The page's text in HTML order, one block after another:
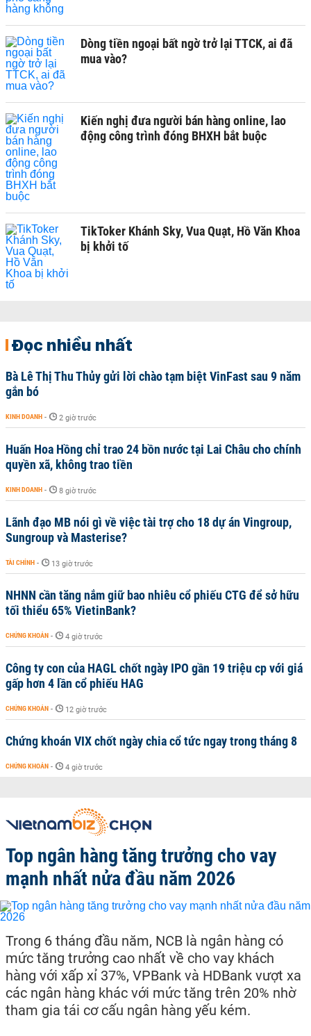
Dòng tiền ngoại bất ngờ trở lại TTCK, ai đã
mua vào?
Kiến nghị đưa người bán hàng online, lao
động công trình đóng BHXH bắt buộc
TikToker Khánh Sky, Vua Quạt, Hồ Văn Khoa
bị khởi tố
Đọc nhiều nhất
Bà Lê Thị Thu Thủy gửi lời chào tạm biệt VinFast sau 9 năm
gắn bó
KINH DOANH - 2 giờ trước
Huấn Hoa Hồng chỉ trao 24 bồn nước tại Lai Châu cho chính
quyền xã, không trao tiền
KINH DOANH - 8 giờ trước
Lãnh đạo MB nói gì về việc tài trợ cho 18 dự án Vingroup,
Sungroup và Masterise?
TÀI CHÍNH - 13 giờ trước
NHNN cần tăng nắm giữ bao nhiêu cổ phiếu CTG để sở hữu
tối thiểu 65% VietinBank?
CHỨNG KHOÁN - 4 giờ trước
Công ty con của HAGL chốt ngày IPO gần 19 triệu cp với giá
gấp hơn 4 lần cổ phiếu HAG
CHỨNG KHOÁN - 12 giờ trước
Chứng khoán VIX chốt ngày chia cổ tức ngay trong tháng 8
CHỨNG KHOÁN - 4 giờ trước
Top ngân hàng tăng trưởng cho vay
mạnh nhất nửa đầu năm 2026
Trong 6 tháng đầu năm, NCB là ngân hàng có
mức tăng trưởng cao nhất về cho vay khách
hàng với xấp xỉ 37%, VPBank và HDBank vượt xa
các ngân hàng khác với mức tăng trên 20% nhờ
tham gia tái cơ cấu ngân hàng yếu kém.